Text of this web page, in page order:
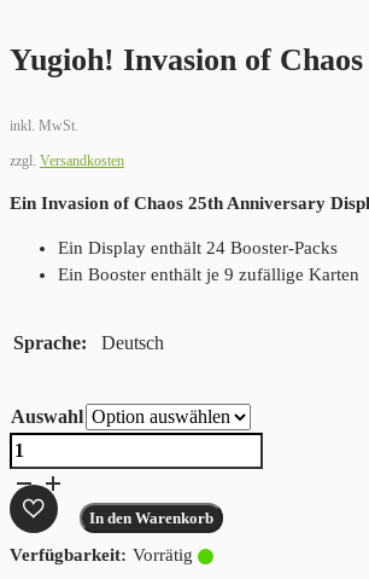
Yugioh! Invasion of
inkl. MwSt.
zzgl. Versandkosten
Ein Invasion of Chaos 25th Anniversary
Ein Display enthält 24 Booster-Packs
Ein Booster enthält je 9 zufällige Karten
Sprache Deutsch
Auswahl
Yugioh!
Invasion
of
Chaos
25th
In den Warenkorb
Vorrätig